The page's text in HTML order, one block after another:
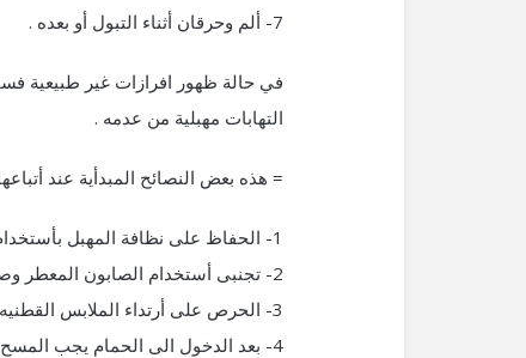
7- ألم وحرقان أثناء التبول أو بعده .
في حالة ظهور افرازات غير طبيعية
التهابات مهبلية من عدمه .
= هذه بعض النصائح المبدأية عند
1- الحفاظ على نظافة المهبل بأستخدام الماء الدافىء والصابون اللطيف .
2- تجنبى أستخدام الصابون المعطر وصابون الفقاعات .
3- الحرص على أرتداء الملابس القطنيه .
4- بعد الدخول الى الحمام يجب المسح بالمناديل من الأمام الى الخلف وليس العكس لمنع دخول البكتريا الى المهبل .